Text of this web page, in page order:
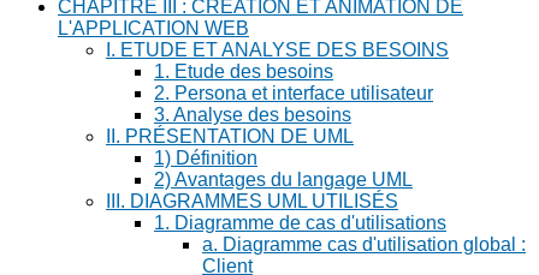
CHAPITRE III : CRÉATION ET ANIMATION DE
L'APPLICATION WEB
I. ETUDE ET ANALYSE DES BESOINS
1. Etude des besoins
2. Persona et interface utilisateur
3. Analyse des besoins
II. PRÉSENTATION DE UML
1) Définition
2) Avantages du langage UML
III. DIAGRAMMES UML UTILISÉS
1. Diagramme de cas d'utilisations
a. Diagramme cas d'utilisation global :
Client